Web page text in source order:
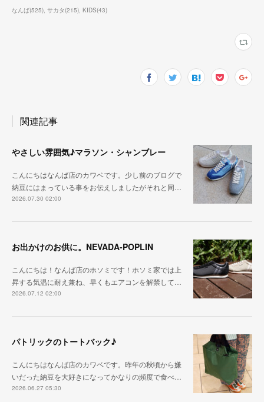
なんば(525) サカタ(215) KIDS(43)
関連記事
やさしい雰囲気♪マラソン・シャンブレー
こんにちはなんば店のカワベです。少し前のブログで
納豆にはまっている事をお伝えしましたがそれと同…
2026.07.30 02:00
お出かけのお供に。NEVADA-POPLIN
こんにちは！なんば店のホソミです！ホソミ家では上
昇する気温に耐え兼ね、早くもエアコンを解禁して…
2026.07.12 02:00
パトリックのトートバック♪
こんにちはなんば店のカワベです。昨年の秋頃から嫌
いだった納豆を大好きになってかなりの頻度で食べ…
2026.06.27 05:30